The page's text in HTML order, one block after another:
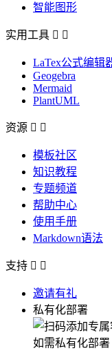
智能图形
实用工具  
LaTex公式编辑
Geogebra
Mermaid
PlantUML
资源  
模板社区
知识教程
专题频道
帮助中心
使用手册
Markdown语法
支持  
邀请有礼
私有化部署
如需私有化部署